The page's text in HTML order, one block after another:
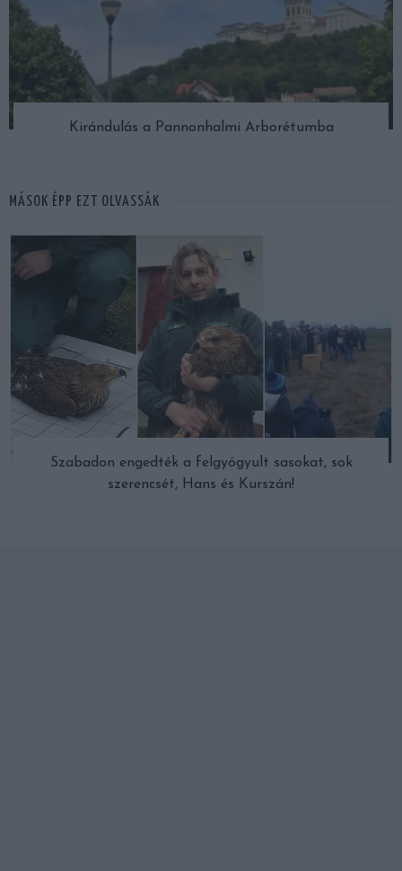
Kirándulás a Pannonhalmi Arborétumba
MÁSOK ÉPP EZT OLVASSÁK
Szabadon engedték a felgyógyult sasokat, sok
szerencsét, Hans és Kurszán!